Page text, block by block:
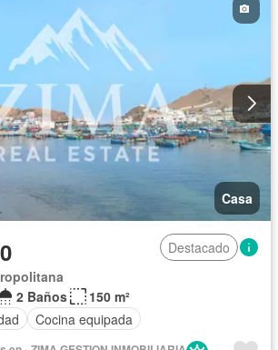
Casa
Destacado
2 Baños
150 m²
Cocina equipada